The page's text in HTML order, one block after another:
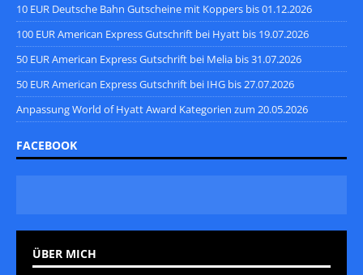
10 EUR Deutsche Bahn Gutscheine mit Koppers bis 01.12.2026
100 EUR American Express Gutschrift bei Hyatt bis 19.07.2026
50 EUR American Express Gutschrift bei Melia bis 31.07.2026
50 EUR American Express Gutschrift bei IHG bis 27.07.2026
Anpassung World of Hyatt Award Kategorien zum 20.05.2026
FACEBOOK
ÜBER MICH